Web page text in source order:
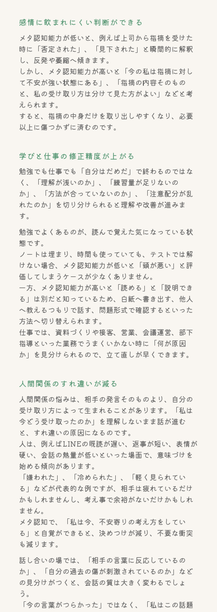
感情に飲まれにくい判断ができる
メタ認知能力が低いと、例えば上司から指摘を受けた
時に「否定された」、「見下された」と瞬間的に解釈
し、反発や萎縮へ傾きます。
しかし、メタ認知能力が高いと「今の私は指摘に対し
て不安が強い状態にある」、「指摘の内容そのもの
と、私の受け取り方は分けて見た方がよい」などと考
えられます。
すると、指摘の中身だけを取り出しやすくなり、必要
以上に傷つかずに済むのです。
学びと仕事の修正精度が上がる
勉強でも仕事でも「自分はだめだ」で終わるのではな
く、「理解が浅いのか」、「練習量が足りないの
か」、「方法が合っていないのか」、「注意配分が乱
れたのか」を切り分けられると理解や改善が進みま
す。
勉強でよくあるのが、読んで覚えた気になっている状
態です。
ノートは埋まり、時間も使っていても、テストでは解
けない場合、メタ認知能力が低いと「頭が悪い」と評
価してしまうケースが少なくありません。
一方、メタ認知能力が高いと「読める」と「説明でき
る」は別だと知っているため、白紙へ書き出す、他人
へ教えるつもりで話す、問題形式で確認するといった
方法へ切り替えられます。
仕事では、資料づくりや接客、営業、会議運営、部下
指導といった業務でうまくいかない時に「何が原因
か」を見分けられるので、立て直しが早くできます。
人間関係のすれ違いが減る
人間関係の悩みは、相手の発言そのものより、自分の
受け取り方によって生まれることがあります。「私は
今どう受け取ったのか」を理解しないまま話が進む
と、すれ違いの原因になるのです。
人は、例えばLINEの既読が遅い、返事が短い、表情が
硬い、会話の熱量が低いといった場面で、意味づけを
始める傾向があります。
「嫌われた」、「冷められた」、「軽く見られてい
る」などが代表的な例ですが、相手は疲れているだけ
かもしれませんし、考え事で余裕がないだけかもしれ
ません。
メタ認知で、「私は今、不安寄りの考え方をしてい
る」と自覚ができると、決めつけが減り、不要な衝突
も減ります。
話し合いの場では、「相手の言葉に反応しているの
か」、「自分の過去の傷が刺激されているのか」など
の見分けがつくと、会話の質は大きく変わるでしょ
う。
「今の言葉がつらかった」ではなく、「私はこの話題